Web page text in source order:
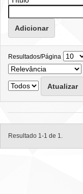
Resultados/Página
Resultado 1-1 de 1.